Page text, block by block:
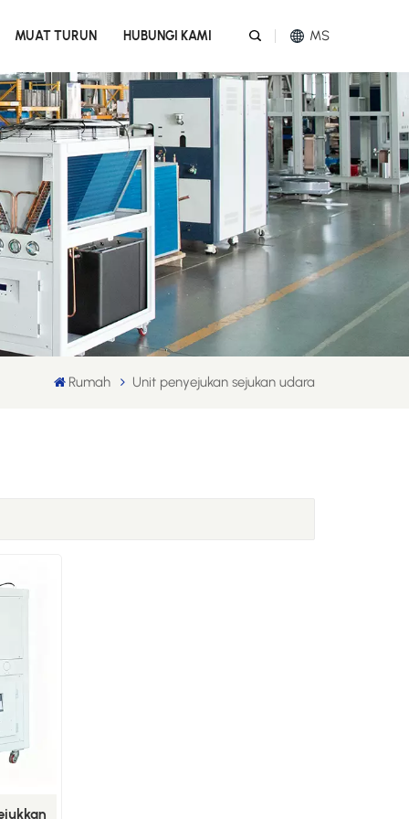
MUAT TURUN HUBUNGI KAMI MS
English
Melayu
Rumah Unit penyejukan sejukan udara